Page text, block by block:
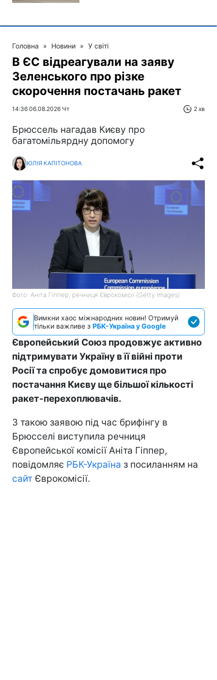
Головна » Новини » У світі
В ЄС відреагували на заяву
Зеленського про різке
скорочення постачань ракет
14:36 06.08.2026 Чт 2 хв
Брюссель нагадав Києву про
багатомільярдну допомогу
ЮЛІЯ КАПІТОНОВА
Фото: Аніта Гіппер, речниця Єврокомісії (Getty Images)
Вимкни хаос міжнародних новин! Отримуй
тільки важливе з РБК-Україна у Google
Європейський Союз продовжує активно
підтримувати Україну в її війні проти
Росії та спробує домовитися про
постачання Києву ще більшої кількості
ракет-перехоплювачів.
З такою заявою під час брифінгу в
Брюсселі виступила речниця
Європейської комісії Аніта Гіппер,
повідомляє РБК-Україна з посиланням на
сайт Єврокомісії.